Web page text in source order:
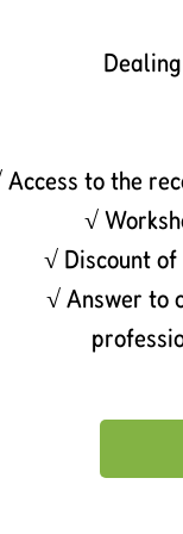
Access to the
√
√ Discount
√ Answer to